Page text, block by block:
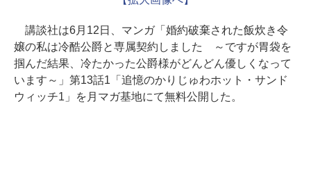
講談社は6月12日、マンガ「婚約破棄された飯炊き令
嬢の私は冷酷公爵と専属契約しました ～ですが胃袋を
掴んだ結果、冷たかった公爵様がどんどん優しくなって
います～」第13話1「追憶のかりじゅわホット・サンド
ウィッチ1」を月マガ基地にて無料公開した。